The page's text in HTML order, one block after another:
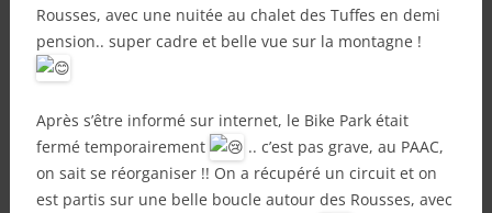
Rousses, avec une nuitée au chalet des Tuffes en demi
pension.. super cadre et belle vue sur la montagne !
Après s’être informé sur internet, le Bike Park était
fermé temporairement
.. c’est pas grave, au PAAC,
on sait se réorganiser !! On a récupéré un circuit et on
est partis sur une belle boucle autour des Rousses, avec